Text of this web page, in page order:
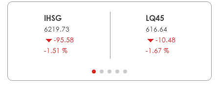
IHSG
6219.73
-95.58
-1.51 %
LQ45
616.64
-10.48
-1.67 %